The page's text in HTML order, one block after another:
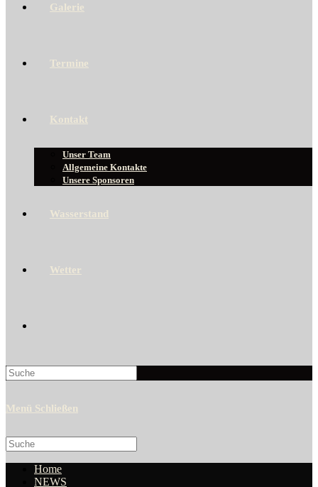
Galerie
Termine
Kontakt
Unser Team
Allgemeine Kontakte
Unsere Sponsoren
Wasserstand
Wetter
Search
this
Menü Schließen
Search
this
websiteHome
NEWS